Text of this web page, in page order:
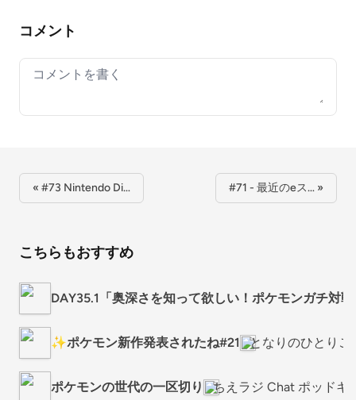
コメント
Your comment
« #73 Nintendo Di… #71 - 最近のeス… »
こちらもおすすめ
DAY35.1「奥深さを知って欲しい！ポケモンガチ対戦
✨ポケモン新作発表されたね#21 となりのひとり
ポケモンの世代の一区切り ちえラジ Chat ポッドキ